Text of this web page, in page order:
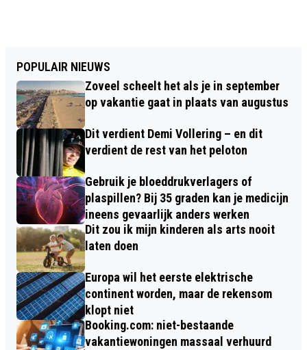
POPULAIR NIEUWS
Zoveel scheelt het als je in september
op vakantie gaat in plaats van augustus
Dit verdient Demi Vollering – en dit
verdient de rest van het peloton
Gebruik je bloeddrukverlagers of
plaspillen? Bij 35 graden kan je medicijn
ineens gevaarlijk anders werken
Dit zou ik mijn kinderen als arts nooit
laten doen
Europa wil het eerste elektrische
continent worden, maar de rekensom
klopt niet
Booking.com: niet-bestaande
vakantiewoningen massaal verhuurd